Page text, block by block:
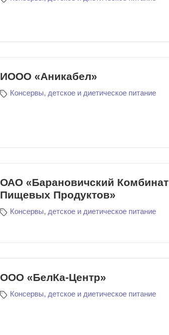
ИООО «Аникабел»
Консервы, детское и диетическое питание
ОАО «Барановичский Комбинат
Пищевых Продуктов»
Консервы, детское и диетическое питание
ООО «БелКа-Центр»
Консервы, детское и диетическое питание